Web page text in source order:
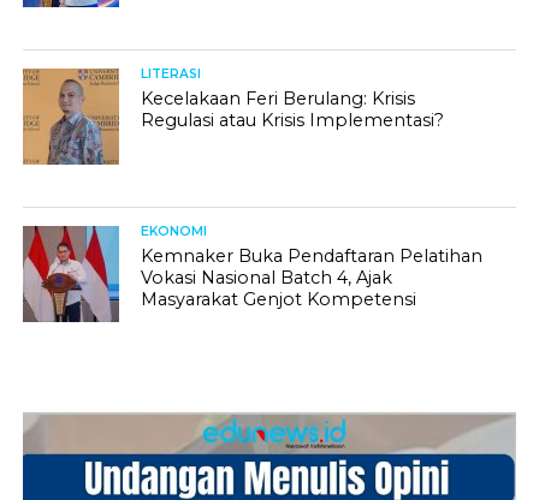
LITERASI
Kecelakaan Feri Berulang: Krisis
Regulasi atau Krisis Implementasi?
EKONOMI
Kemnaker Buka Pendaftaran Pelatihan
Vokasi Nasional Batch 4, Ajak
Masyarakat Genjot Kompetensi